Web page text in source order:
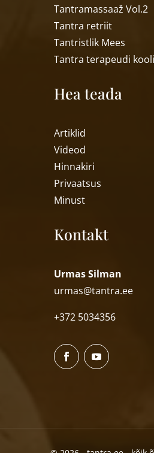
Tantramassaaž Vol.2
Tantra retriit
Tantristlik Mees
Tantra terapeudi
Hea teada
Artiklid
Videod
Hinnakiri
Privaatsus
Minust
Kontakt
Urmas Silman
urmas@tantra.ee
+372 5034356